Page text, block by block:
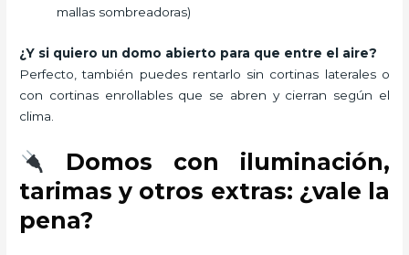
mallas sombreadoras)
¿Y si quiero un domo abierto para que entre el aire?
Perfecto, también puedes rentarlo sin cortinas laterales o
con cortinas enrollables que se abren y cierran según el
clima.
Domos con iluminación,
tarimas y otros extras: ¿vale la
pena?